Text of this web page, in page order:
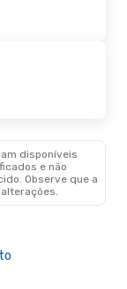
disponíveis
e não
Observe que a